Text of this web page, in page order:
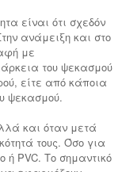
είναι ότι σχεδόν
ανάμειξη και στο
με
του ψεκασμού
είτε από κάποια
ψεκασμού.
και όταν μετά
τους. Όσο για
ή PVC. Το σημαντικό